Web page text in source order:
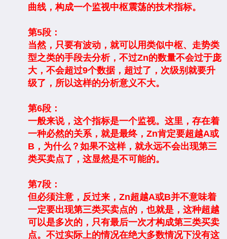
曲线，构成一个监视中枢震荡的技术指标。
第5段：
当然，只要有波动，就可以用类似中枢、走势类
型之类的手段去分析，不过Zn的数量不会过于庞
大，不会超过9个数据，超过了，次级别就要升
级了，所以这样的分析意义不大。
第6段：
一般来说，这个指标是一个监视。这里，存在着
一种必然的关系，就是最终，Zn肯定要超越A或
B，为什么？如果不这样，就永远不会出现第三
类买卖点了，这显然是不可能的。
第7段：
但必须注意，反过来，Zn超越A或B并不意味着
一定要出现第三类买卖点的，也就是，这种超越
可以是多次的，只有最后一次才构成第三类买卖
点。不过实际上的情况在绝大多数情况下没有这